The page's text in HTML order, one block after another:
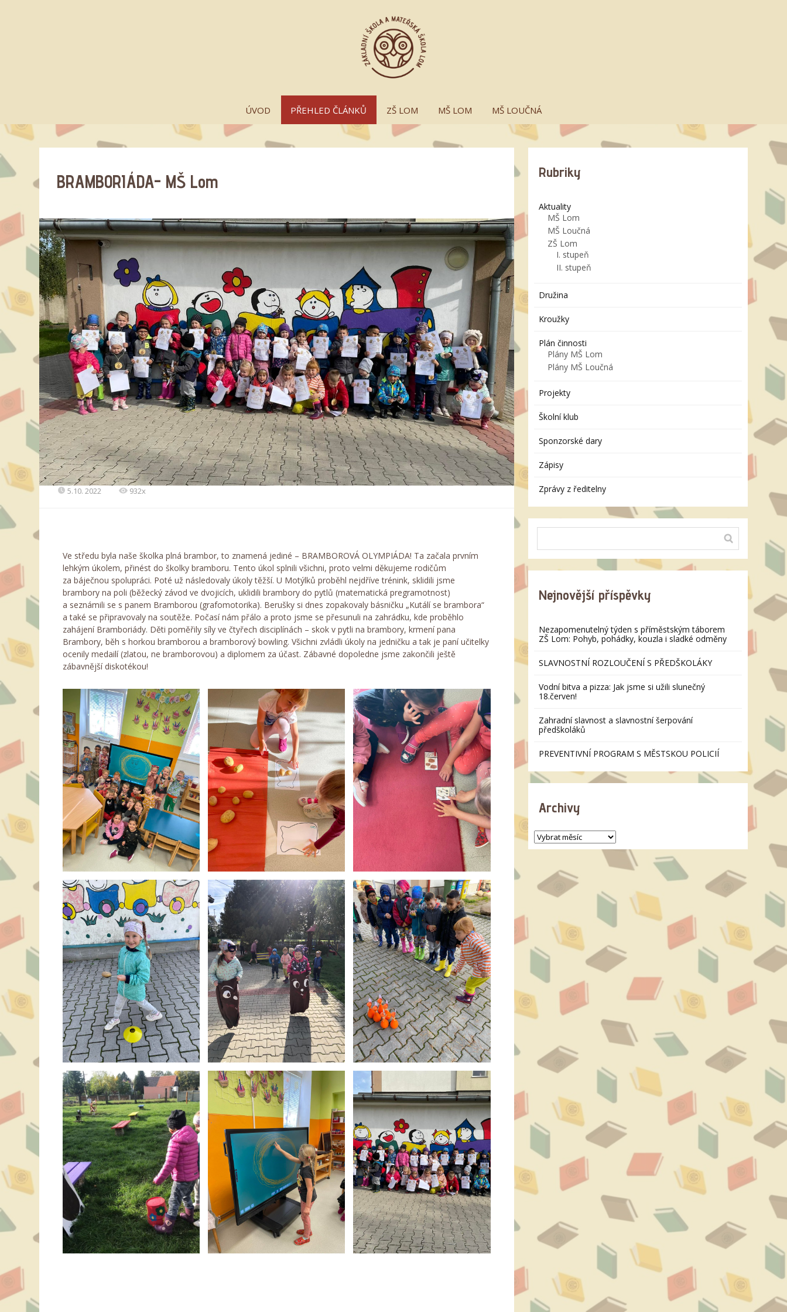
ÚVOD PŘEHLED ČLÁNKŮ ZŠ LOM MŠ LOM MŠ LOUČNÁ
BRAMBORIÁDA- MŠ Lom
5.10. 2022 932x
Ve středu byla naše školka plná brambor, to znamená jediné – BRAMBOROVÁ OLYMPIÁDA! Ta začala prvním
lehkým úkolem, přinést do školky bramboru. Tento úkol splnili všichni, proto velmi děkujeme rodičům
za báječnou spolupráci. Poté už následovaly úkoly těžší. U Motýlků proběhl nejdříve trénink, sklidili jsme
brambory na poli (běžecký závod ve dvojicích, uklidili brambory do pytlů (matematická pregramotnost)
a seznámili se s panem Bramborou (grafomotorika). Berušky si dnes zopakovaly básničku „Kutálí se brambora“
a také se připravovaly na soutěže. Počasí nám přálo a proto jsme se přesunuli na zahrádku, kde proběhlo
zahájení Bramboriády. Děti poměřily síly ve čtyřech disciplínách – skok v pytli na brambory, krmení pana
Brambory, běh s horkou bramborou a bramborový bowling. Všichni zvládli úkoly na jedničku a tak je paní učitelky
ocenily medailí (zlatou, ne bramborovou) a diplomem za účast. Zábavné dopoledne jsme zakončili ještě
zábavnější diskotékou!
Rubriky
Aktuality
MŠ Lom
MŠ Loučná
ZŠ Lom
I. stupeň
II. stupeň
Družina
Kroužky
Plán činnosti
Plány MŠ Lom
Plány MŠ Loučná
Projekty
Školní klub
Sponzorské dary
Zápisy
Zprávy z ředitelny
Nejnovější příspěvky
Nezapomenutelný týden s příměstským táborem
ZŠ Lom: Pohyb, pohádky, kouzla i sladké odměny
SLAVNOSTNÍ ROZLOUČENÍ S PŘEDŠKOLÁKY
Vodní bitva a pizza: Jak jsme si užili slunečný
18.červen!
Zahradní slavnost a slavnostní šerpování
předškoláků
PREVENTIVNÍ PROGRAM S MĚSTSKOU POLICIÍ
Archivy